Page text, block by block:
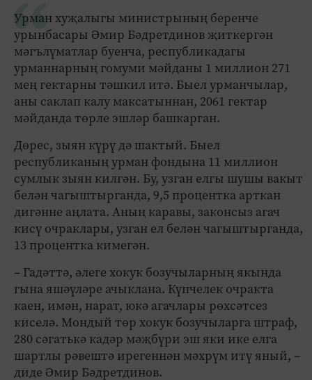
Урман хуҗалыгы министрының беренче
урынбасары Әмир Бәдретдинов җиткергән
мәгълүматлар буенча, республикадагы
урманнарның гомуми мәйданы 1 миллион 271
мең гектарны тәшкил итә. Быел урманчылар,
аны саклап калу максатыннан, 2061 гектар
мәйданда төрле эшләр башкарган.
Дөрес, зыян күрү дә шактый. Быел
республиканың урман фондына 11 миллион
сумлык зыян килгән. Бу, узган елгы шушы вакыт
белән чагыштырганда, 9,5 процентка арткан
дигәнне аңлата. Аның каравы, законсыз агач
кисү очраклары, узган ел белән чагыштырганда,
13 процентка кимегән.
– Гадәттә, әлеге хокук бозучыларның якында
гына яшәүләре ачыклана. Күпчелек очракта
каен, имән, нарат, юкә агачлары рөхсәтсез
киселә. Мондый төр хокук бозучыларга штраф,
280 сәгатькә кадәр мәҗбүри эш яки ике елга
шартлы рәвештә ирегеннән мәхрүм итү яный, –
диде Әмир Бәдретдинов.